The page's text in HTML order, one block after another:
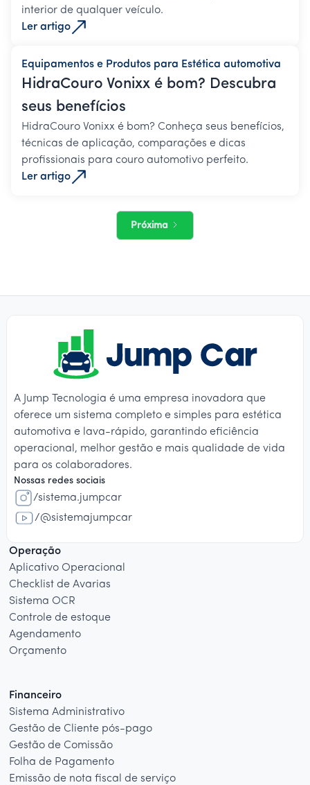
interior de qualquer veículo.
Ler artigo
Equipamentos e Produtos para Estética automotiva
HidraCouro Vonixx é bom? Descubra
seus benefícios
HidraCouro Vonixx é bom? Conheça seus benefícios,
técnicas de aplicação, comparações e dicas
profissionais para couro automotivo perfeito.
Ler artigo
Próxima
A Jump Tecnologia é uma empresa inovadora que
oferece um sistema completo e simples para estética
automotiva e lava-rápido, garantindo eficiência
operacional, melhor gestão e mais qualidade de vida
para os colaboradores.
Nossas redes sociais
/sistema.jumpcar
/@sistemajumpcar
Operação
Aplicativo Operacional
Checklist de Avarias
Sistema OCR
Controle de estoque
Agendamento
Orçamento
Financeiro
Sistema Administrativo
Gestão de Cliente pós-pago
Gestão de Comissão
Folha de Pagamento
Emissão de nota fiscal de serviço